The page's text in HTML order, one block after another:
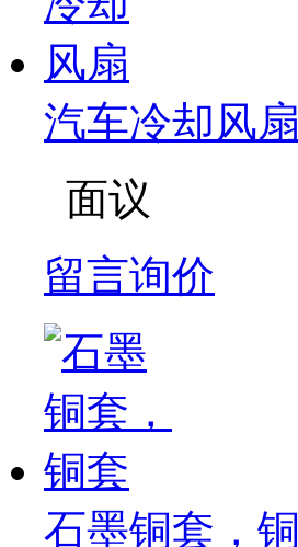
汽车冷却风扇
面议
留言询价
石墨铜套，铜